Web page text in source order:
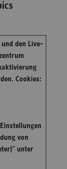
den Live-
Cookies:
von
unter